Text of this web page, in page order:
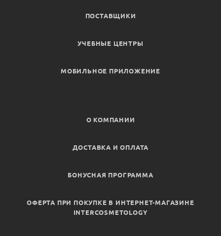
ПОСТАВЩИКИ
УЧЕБНЫЕ ЦЕНТРЫ
МОБИЛЬНОЕ ПРИЛОЖЕНИЕ
О КОМПАНИИ
ДОСТАВКА И ОПЛАТА
БОНУСНАЯ ПРОГРАММА
ОФЕРТА ПРИ ПОКУПКЕ В ИНТЕРНЕТ-МАГАЗИНЕ
INTERCOSMETOLOGY